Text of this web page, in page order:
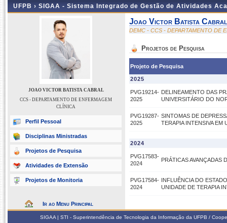
UFPB › SIGAA - Sistema Integrado de Gestão de Atividades
JOAO VICTOR BATISTA CABRAL
CCS - DEPARTAMENTO DE ENFERMAGEM
CLÍNICA
Perfil Pessoal
Disciplinas Ministradas
Projetos de Pesquisa
Atividades de Extensão
Projetos de Monitoria
Ir ao Menu Principal
Joao Victor Batista Cabral
DEMC - CCS - DEPARTAMENTO DE
Projetos de Pesquisa
Projeto de Pesquisa
2025
PVG19214-
2025
DELINEAMENTO DAS
UNIVERSITÁRIO DO
PVG19287-
2025
SINTOMAS DE
TERAPIA INTENSIVA EM
2024
PVG17583-
2024
PRÁTICAS AVANÇADAS
PVG17584-
2024
INFLUÊNCIA DO
UNIDADE DE TERAPIA
SIGAA | STI - Superintendência de Tecnologia da Informação da UFPB /